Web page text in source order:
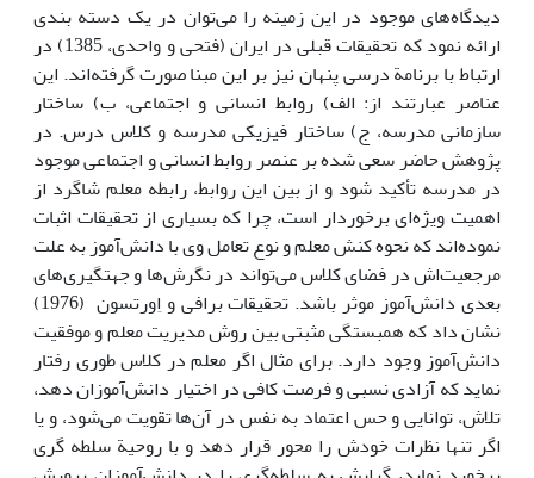
دیدگاه‌های موجود در این زمینه را می‌توان در یک دسته بندی
ارائه نمود که تحقیقات قبلی در ایران (فتحی و واحدی، 1385) در
ارتباط با برنامة درسی پنهان نیز بر این مبنا صورت گرفته‌اند. این
عناصر عبارتند از: الف) روابط انسانی و اجتماعی، ب) ساختار
سازمانی مدرسه، ج) ساختار فیزیکی مدرسه و کلاس درس. در
پژوهش حاضر سعی شده بر عنصر روابط انسانی و اجتماعی موجود
در مدرسه تأکید شود و از بین این روابط، رابطه معلم شاگرد از
اهمیت ویژه‌ای برخوردار است، چرا که بسیاری از تحقیقات اثبات
نموده‌اند که نحوه کنش معلم و نوع تعامل وی با دانش‌آموز به علت
مرجعیت‌اش در فضای کلاس می‌تواند در نگرش‌ها و جهتگیری‌های
بعدی دانش‌آموز موثر باشد. تحقیقات برافی و اِورتسون (1976)
نشان داد که همبستگی مثبتی بین روش مدیریت معلم و موفقیت
دانش‌آموز وجود دارد. برای مثال اگر معلم در کلاس طوری رفتار
نماید که آزادی نسبی و فرصت کافی در اختیار دانش‌آموزان دهد،
تلاش، توانایی و حس اعتماد به نفس در آن‌ها تقویت می‌شود، و یا
اگر تنها نظرات خودش را محور قرار دهد و با روحیة سلطه گری